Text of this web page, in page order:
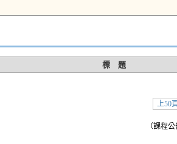
標 題
上50
（課程